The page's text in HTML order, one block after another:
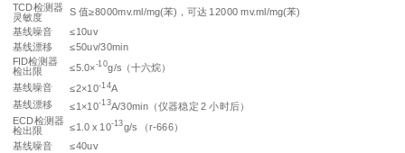
TCD检测器
灵敏度
S 值≥8000mv.ml/mg(苯)，可达 12000 mv.ml/mg(苯)
基线噪音
≤10uv
基线漂移
≤50uv/30min
FID检测器
检出限
≤5.0×-10g/s（十六烷）
基线噪音
≤2×10-14A
基线漂移
≤1×10-13A/30min（仪器稳定 2 小时后）
ECD检测器
检出限
≤1.0 x 10-13g/s （r-666）
基线噪音
≤40uv